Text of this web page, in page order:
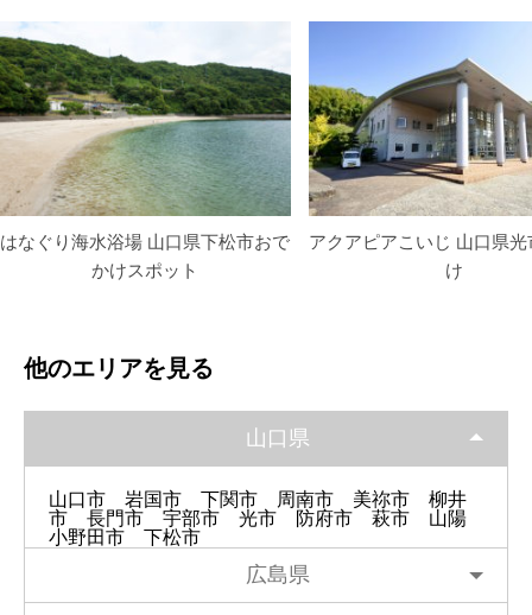
はなぐり海水浴場 山口県下松市おで
かけスポット
アクアピアこいじ 山口県
け
他のエリアを見る
山口県
山口市 岩国市 下関市 周南市 美祢市
柳井
市
長門市 宇部市 光市 防府市 萩市
山陽
小野田市
下松市
広島県